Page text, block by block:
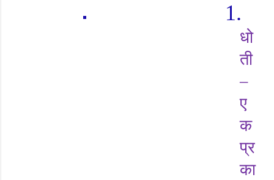
1.
धो
ती
–
ए
क
प्र
का